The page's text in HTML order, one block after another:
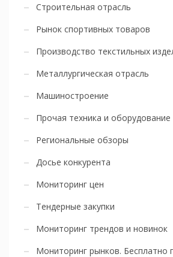
Строительная отрасль
Рынок спортивных товаров
Производство текстильных
Металлургическая отрасль
Машиностроение
Прочая техника и оборудование
Региональные обзоры
Досье конкурента
Мониторинг цен
Тендерные закупки
Мониторинг трендов и новинок
Мониторинг рынков. Бесплатно